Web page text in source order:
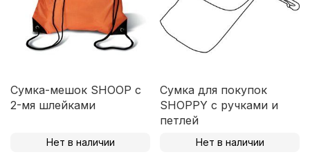
Сумка-мешок SHOOP с
2-мя шлейками
Нет в наличии
Сумка для покупок
SHOPPY с ручками и
петлей
Нет в наличии